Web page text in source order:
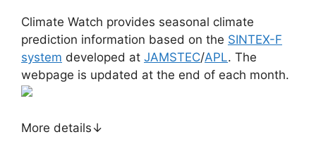
Climate Watch provides seasonal climate
prediction information based on the SINTEX-F
system developed at JAMSTEC/APL. The
webpage is updated at the end of each month.
More details↓